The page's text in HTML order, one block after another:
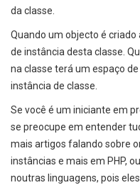
da classe.
Quando um objecto é
de instância desta classe.
na classe terá um espaço
instância de classe.
Se você é um iniciante em
se preocupe em entender
mais artigos falando sobre
instâncias e mais em PHP,
noutras linguagens, pois